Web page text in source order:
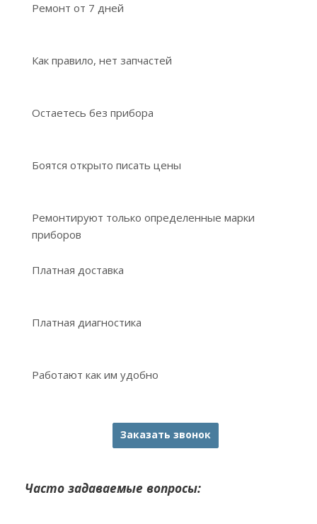
Ремонт от 7 дней
Как правило, нет запчастей
Остаетесь без прибора
Боятся открыто писать цены
Ремонтируют только определенные марки
приборов
Платная доставка
Платная диагностика
Работают как им удобно
Заказать звонок
Часто задаваемые вопросы: